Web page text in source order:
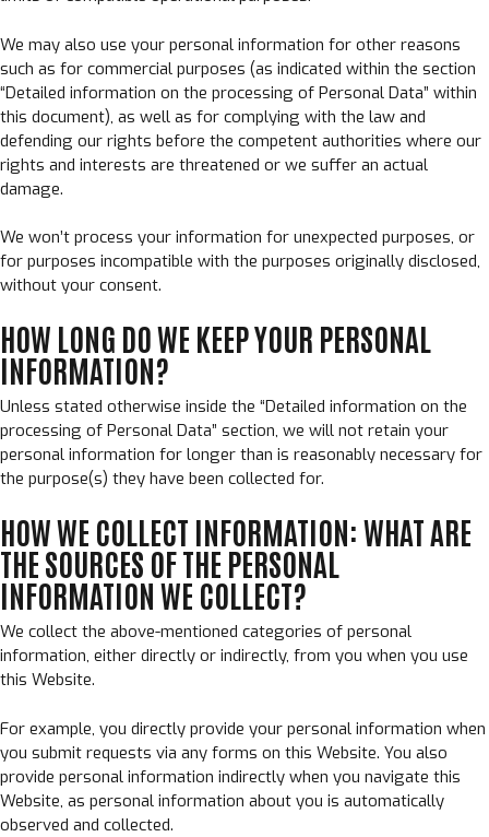
We may also use your personal information for other reasons
such as for commercial purposes (as indicated within the section
“Detailed information on the processing of Personal Data” within
this document), as well as for complying with the law and
defending our rights before the competent authorities where our
rights and interests are threatened or we suffer an actual
damage.
We won’t process your information for unexpected purposes, or
for purposes incompatible with the purposes originally disclosed,
without your consent.
HOW LONG DO WE KEEP YOUR PERSONAL
INFORMATION?
Unless stated otherwise inside the “Detailed information on the
processing of Personal Data” section, we will not retain your
personal information for longer than is reasonably necessary for
the purpose(s) they have been collected for.
HOW WE COLLECT INFORMATION: WHAT ARE
THE SOURCES OF THE PERSONAL
INFORMATION WE COLLECT?
We collect the above-mentioned categories of personal
information, either directly or indirectly, from you when you use
this Website.
For example, you directly provide your personal information when
you submit requests via any forms on this Website. You also
provide personal information indirectly when you navigate this
Website, as personal information about you is automatically
observed and collected.